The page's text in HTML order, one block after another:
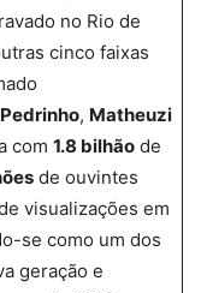
no Rio de
cinco faixas
Pedrinho, Matheuzi
com 1.8 bilhão de
de ouvintes
visualizações em
se como um dos
geração e